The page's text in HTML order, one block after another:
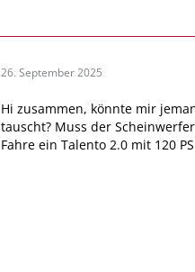
26. September 2025
Hi zusammen, könnte mir
tauscht? Muss der
Fahre ein Talento 2.0 mit 120